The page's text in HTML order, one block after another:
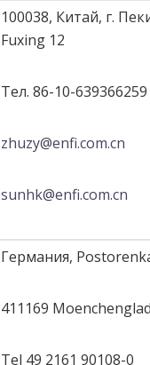
100038, Китай, г.
Fuxing 12
Тел. 86-10-639366259
zhuzy@enfi.com.cn
sunhk@enfi.com.cn
Германия,
411169
Tel 49 2161 90108-0